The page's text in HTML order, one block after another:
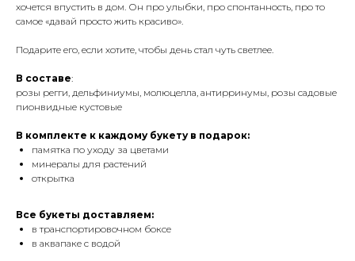
хочется впустить в дом. Он про улыбки, про спонтанность, про то
самое «давай просто жить красиво».
Подарите его, если хотите, чтобы день стал чуть светлее.
В составе:
розы регги, дельфиниумы, молюцелла, антирринумы, розы садовые
пионвидные кустовые
В комплекте к каждому букету в подарок:
памятка по уходу за цветами
минералы для растений
открытка
Все букеты доставляем:
в транспортировочном боксе
в аквапаке с водой